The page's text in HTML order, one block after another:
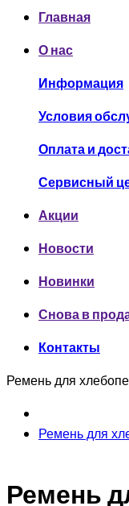
Главная
О нас
Информация
Условия
Оплата и
Сервисный
Акции
Новости
Новинки
Снова в
Контакты
Ремень для
Ремень для
Ремень